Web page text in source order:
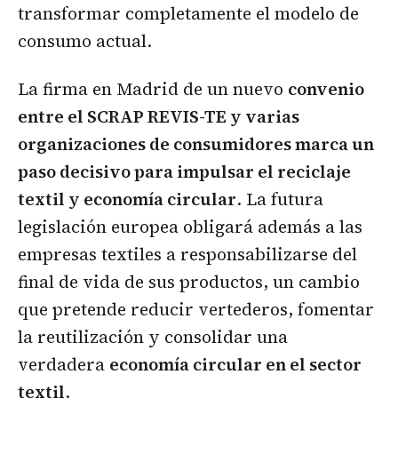
transformar completamente el modelo de
consumo actual.
La firma en Madrid de un nuevo convenio
entre el SCRAP REVIS-TE y varias
organizaciones de consumidores marca un
paso decisivo para impulsar el reciclaje
textil y economía circular. La futura
legislación europea obligará además a las
empresas textiles a responsabilizarse del
final de vida de sus productos, un cambio
que pretende reducir vertederos, fomentar
la reutilización y consolidar una
verdadera economía circular en el sector
textil.